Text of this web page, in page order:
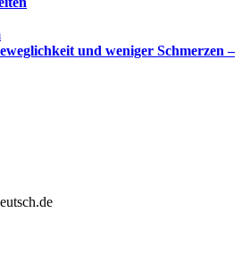
und weniger Schmerzen –